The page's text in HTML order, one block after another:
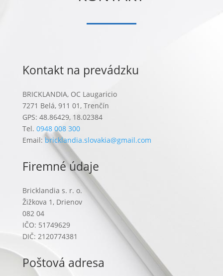
Kontakt na prevádzku
BRICKLANDIA, OC Laugaricio
7271 Belá, 911 01, Trenčín
GPS: 48.86429, 18.02384
Tel. 0948 008 300
Email:bricklandia.slovakia@gmail.com
Firemné údaje
Bricklandia s. r. o.
Žižkova 1, Drienov
082 04
IČO: 51749629
DIČ: 2120774381
Poštová adresa